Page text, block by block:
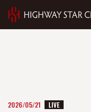
2026/05/21 LIVE